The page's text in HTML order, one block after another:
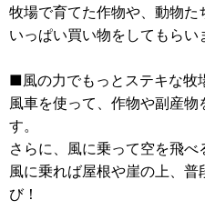
牧場で育てた作物や、動物た
いっぱい買い物をしてもらい
■風の力でもっとステキな牧
風車を使って、作物や副産
す。
さらに、風に乗って空を飛べ
風に乗れば屋根や崖の上、
び！